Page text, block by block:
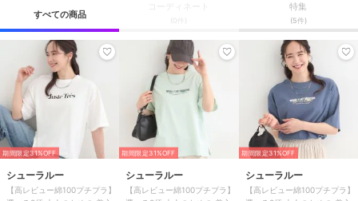
すべての商品
(0件)
特集
(5件)
期間限定31%OFF
シューラルー
【高レビュー綿100プチプラ】
期間限定31%OFF
シューラルー
【高レビュー綿100プチプラ】
期間限定31%OFF
シューラルー
【高レビュー綿100プチプラ】